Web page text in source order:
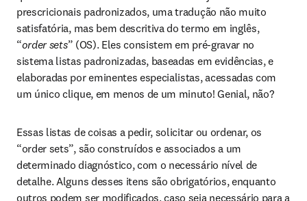
prescricionais padronizados, uma tradução não muito
satisfatória, mas bem descritiva do termo em inglês,
“order sets” (OS). Eles consistem em pré-gravar no
sistema listas padronizadas, baseadas em evidências, e
elaboradas por eminentes especialistas, acessadas com
um único clique, em menos de um minuto! Genial, não?
Essas listas de coisas a pedir, solicitar ou ordenar, os
“order sets”, são construídos e associados a um
determinado diagnóstico, com o necessário nível de
detalhe. Alguns desses itens são obrigatórios, enquanto
outros podem ser modificados, caso seja necessário para a